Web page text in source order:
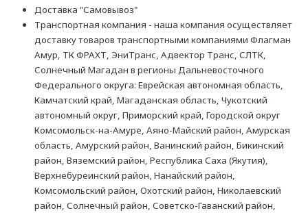
Доставка "Самовывоз"
Транспортная компания - наша компания осуществляет
доставку товаров транспортными компаниями Флагман
Амур, ТК ФРАХТ, ЭниТранс, Адвектор Транс, СЛТК,
Солнечный Магадан в регионы Дальневосточного
Федерального округа: Еврейская автономная область,
Камчатский край, Магаданская область, Чукотский
автономный округ, Приморский край, Городской округ
Комсомольск-на-Амуре, Аяно-Майский район, Амурская
область, Амурский район, Ванинский район, Бикинский
район, Вяземский район, Республика Саха (Якутия),
Верхнебуреинский район, Нанайский район,
Комсомольский район, Охотский район, Николаевский
район, Солнечный район, Советско-Гаванский район,